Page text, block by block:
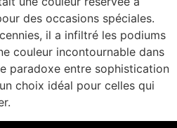
des occasions spéciales.
il a infiltré les podiums
couleur incontournable dans
paradoxe entre sophistication
choix idéal pour celles qui